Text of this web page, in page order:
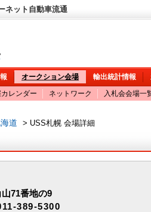
ネット自動車流通
オークション会場 輸出統計情報
レンダー ネットワーク 入札会会場一
道 > USS札幌 会場詳細
71番地の9
389-5300